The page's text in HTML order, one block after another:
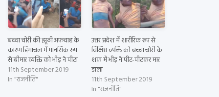
बच्चा चोरी की झूठी अफवाह के
कारण हिमाचल में मानसिक रूप
से बीमार व्यक्ति को भीड़ ने पीटा
11th September 2019
In "राजनीति"
उत्तर प्रदेश में शारीरिक रूप से
विक्षिप्त व्यक्ति को बच्चा चोरी के
शक में भीड़ ने पीट-पीटकर मार
डाला
11th September 2019
In "राजनीति"